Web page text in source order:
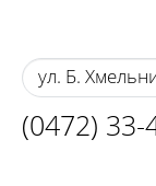
ул. Б.
(0472) 33-